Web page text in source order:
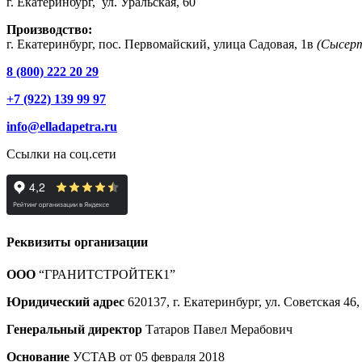
Производство:
г. Екатеринбург, пос. Первомайский, улица Садовая, 1в
8 (800) 222 20 29
+7 (922) 139 99 97
info@elladapetra.ru
Ссылки на соц.сети
Реквизиты организации
ООО “ГРАНИТСТРОЙТЕК1”
Юридический адрес 620137, г. Екатеринбург, ул. Советская
Генеральный директор Татаров Павел Мерабович
Основание УСТАВ от 05 февраля 2018